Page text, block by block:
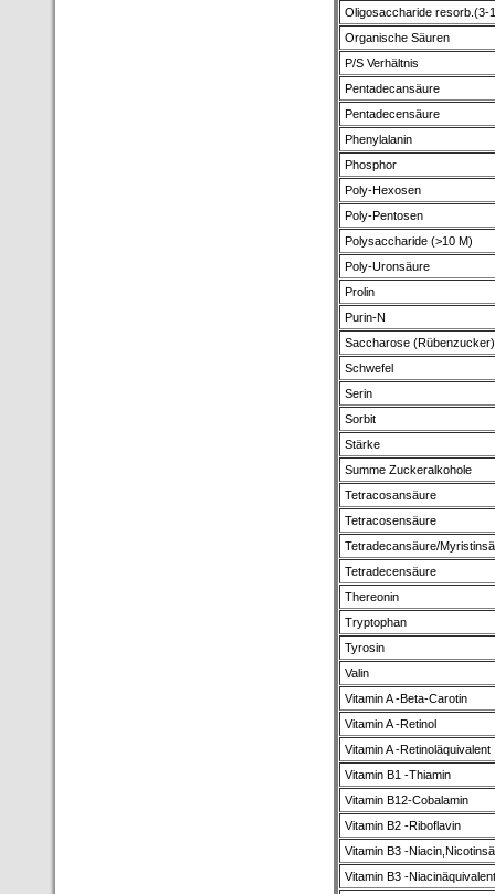
Oligosaccharide resorb.(3-
Organische Säuren
P/S Verhältnis
Pentadecansäure
Pentadecensäure
Phenylalanin
Phosphor
Poly-Hexosen
Poly-Pentosen
Polysaccharide (>10 M)
Poly-Uronsäure
Prolin
Purin-N
Saccharose (Rübenzucker)
Schwefel
Serin
Sorbit
Stärke
Summe Zuckeralkohole
Tetracosansäure
Tetracosensäure
Tetradecansäure/
Tetradecensäure
Thereonin
Tryptophan
Tyrosin
Valin
Vitamin A -Beta-Carotin
Vitamin A -Retinol
Vitamin A -Retinoläquivalent
Vitamin B1 -Thiamin
Vitamin B12-Cobalamin
Vitamin B2 -Riboflavin
Vitamin B3 -
Vitamin B3 -Niacinäquivalent